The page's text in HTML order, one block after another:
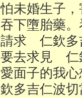
怕未婚生子
吞下墮胎藥
請求 仁欽多
要去求見 仁
愛面子的我
欽多吉仁波